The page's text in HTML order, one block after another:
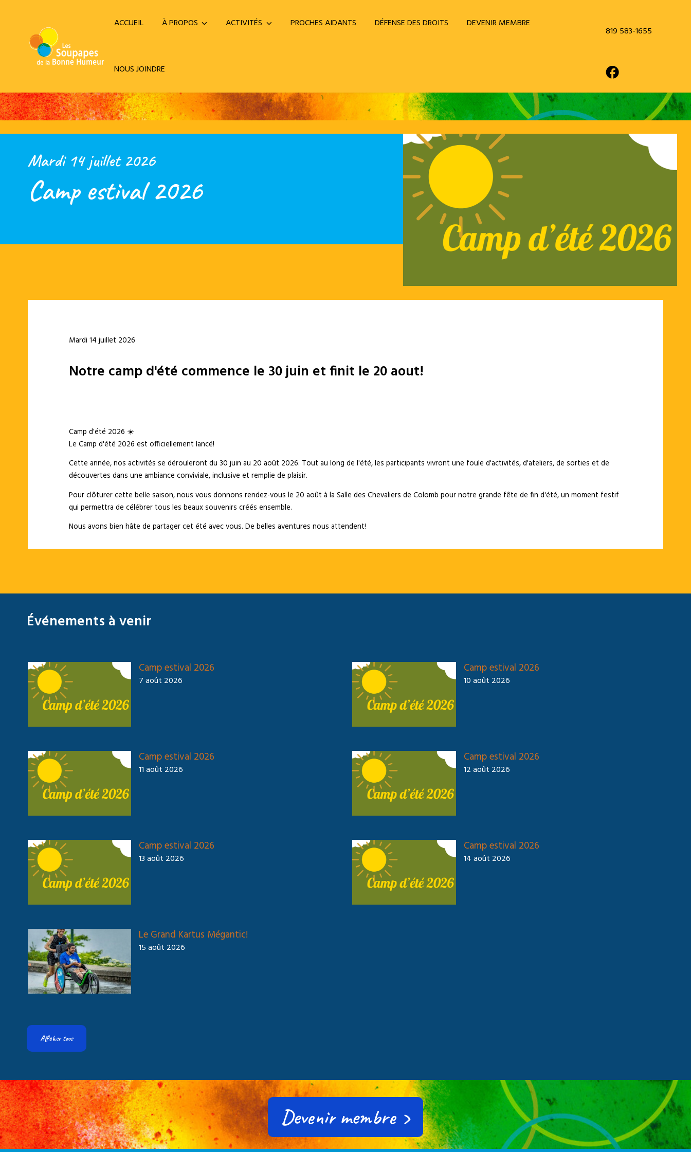
ACCUEIL À PROPOS ACTIVITÉS PROCHES AIDANTS DÉFENSE DES DROITS DEVENIR MEMBRE
NOUS JOINDRE
819 583-1655
Mardi 14 juillet 2026
Camp estival 2026
Mardi 14 juillet 2026
Notre camp d'été commence le 30 juin et finit le 20 aout!
Camp d'été 2026 ☀️
Le Camp d'été 2026 est officiellement lancé!
Cette année, nos activités se dérouleront du 30 juin au 20 août 2026. Tout au long de l'été, les participants vivront une foule d'activités, d'ateliers, de sorties et de
découvertes dans une ambiance conviviale, inclusive et remplie de plaisir.
Pour clôturer cette belle saison, nous vous donnons rendez-vous le 20 août à la Salle des Chevaliers de Colomb pour notre grande fête de fin d'été, un moment festif
qui permettra de célébrer tous les beaux souvenirs créés ensemble.
Nous avons bien hâte de partager cet été avec vous. De belles aventures nous attendent!
Événements à venir
Camp estival 2026
7 août 2026
Camp estival 2026
10 août 2026
Camp estival 2026
11 août 2026
Camp estival 2026
12 août 2026
Camp estival 2026
13 août 2026
Camp estival 2026
14 août 2026
Le Grand Kartus Mégantic!
15 août 2026
Afficher tous
Devenir membre ›